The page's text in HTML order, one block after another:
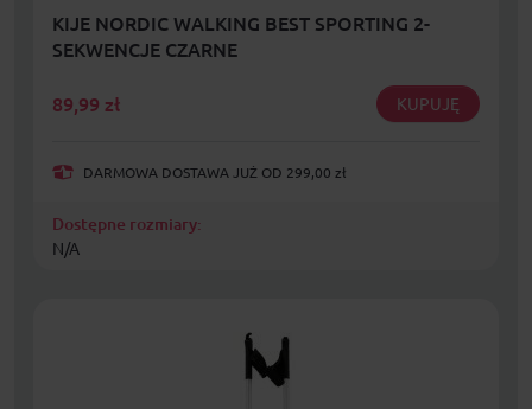
KIJE NORDIC WALKING BEST SPORTING 2-
SEKWENCJE CZARNE
89,99 zł KUPUJĘ
DARMOWA DOSTAWA JUŻ OD 299,00 zł
Dostępne rozmiary:
N/A